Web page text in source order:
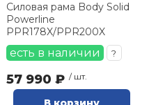
Силовая рама Body Solid
Powerline
PPR178X/PPR200X
есть в наличии ?
57 990 ₽ / шт.